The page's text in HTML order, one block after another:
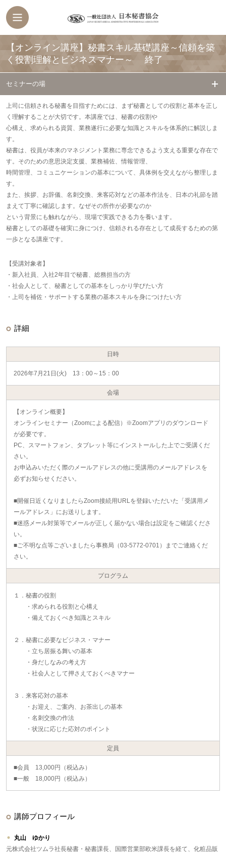
【オンライン講座】秘書スキル基礎講座～信頼を築
く役割理解とビジネスマナー～ 終了
セミナーの場
上司に信頼される秘書を目指すためには、まず秘書としての役割と基本を正し
く理解することが大切です。本講座では、秘書の役割や
心構え、求められる資質、業務遂行に必要な知識とスキルを体系的に解説しま
す。
秘書は、役員が本来のマネジメント業務に専念できるよう支える重要な存在で
す。そのための意思決定支援、業務補佐、情報管理、
時間管理、コミュニケーションの基本について、具体例を交えながら整理しま
す。
また、挨拶、お辞儀、名刺交換、来客応対などの基本作法を、日本の礼節を踏
まえて丁寧に確認します。なぜその所作が必要なのか
という背景にも触れながら、現場で実践できる力を養います。
秘書としての基礎を確実に身につけ、信頼される存在として成長するための第
一歩となる講座です。
【受講対象者】
・新入社員、入社2年目で秘書、総務担当の方
・社会人として、秘書としての基本をしっかり学びたい方
・上司を補佐・サポートする業務の基本スキルを身につけたい方
詳細
日時
2026年7月21日(火) 13：00～15：00
会場
【オンライン概要】
オンラインセミナー（Zoomによる配信）※Zoomアプリのダウンロード
が必要です。
PC、スマートフォン、タブレット等にインストールした上でご受講くだ
さい。
お申込みいただく際のメールアドレスの他に受講用のメールアドレスを
必ずお知らせください。
■開催日近くなりましたらZoom接続用URLを登録いただいた「受講用メ
ールアドレス」にお送りします。
■迷惑メール対策等でメールが正しく届かない場合は設定をご確認くださ
い。
■ご不明な点等ございましたら事務局（03-5772-0701）までご連絡くだ
さい。
プログラム
１．秘書の役割
・求められる役割と心構え
・備えておくべき知識とスキル
２．秘書に必要なビジネス・マナー
・立ち居振る舞いの基本
・身だしなみの考え方
・社会人として押さえておくべきマナー
３．来客応対の基本
・お迎え、ご案内、お茶出しの基本
・名刺交換の作法
・状況に応じた応対のポイント
定員
■会員 13,000円（税込み）
■一般 18,000円（税込み）
講師プロフィール
丸山 ゆかり
元株式会社ツムラ社長秘書・秘書課長、国際営業部欧米課長を経て、化粧品販